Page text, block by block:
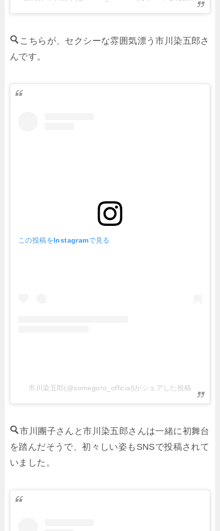
こちらが、セクシーな雰囲気漂う市川染五郎さ
んです。
この投稿をInstagramで見る
市川染五郎(@somegoro_official)がシェアした投稿
市川團子さんと市川染五郎さんは一緒に初舞台
を踏んだそうで、初々しい姿もSNSで投稿されて
いました。